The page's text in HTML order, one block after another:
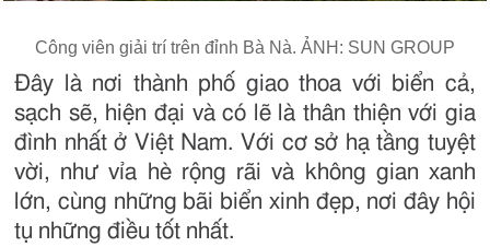
Công viên giải trí trên đỉnh Bà Nà. ẢNH: SUN GROUP
Đây là nơi thành phố giao thoa với biển cả,
sạch sẽ, hiện đại và có lẽ là thân thiện với gia
đình nhất ở Việt Nam. Với cơ sở hạ tầng tuyệt
vời, như vỉa hè rộng rãi và không gian xanh
lớn, cùng những bãi biển xinh đẹp, nơi đây hội
tụ những điều tốt nhất.